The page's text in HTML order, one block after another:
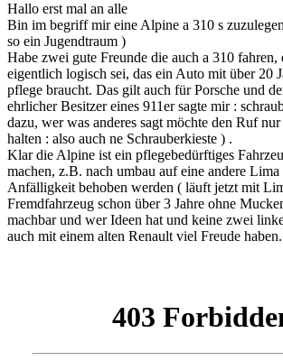
Hallo erst mal an alle
Bin im begriff mir eine Alpine a 310 s
so ein Jugendtraum )
Habe zwei gute Freunde die auch a 310 fahren,
eigentlich logisch sei, das ein Auto mit über 20
pflege braucht. Das gilt auch für Porsche und
ehrlicher Besitzer eines 911er sagte mir :
dazu, wer was anderes sagt möchte den Ruf
halten : also auch ne Schrauberkieste ) .
Klar die Alpine ist ein pflegebedürftiges
machen, z.B. nach umbau auf eine andere Lima
Anfälligkeit behoben werden ( läuft jetzt mit
Fremdfahrzeug schon über 3 Jahre ohne
machbar und wer Ideen hat und keine zwei
auch mit einem alten Renault viel Freude haben.